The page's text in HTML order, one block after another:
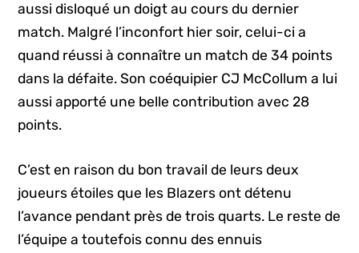
aussi disloqué un doigt au cours du dernier
match. Malgré l’inconfort hier soir, celui-ci a
quand réussi à connaître un match de 34 points
dans la défaite. Son coéquipier CJ McCollum a lui
aussi apporté une belle contribution avec 28
points.
C’est en raison du bon travail de leurs deux
joueurs étoiles que les Blazers ont détenu
l’avance pendant près de trois quarts. Le reste de
l’équipe a toutefois connu des ennuis